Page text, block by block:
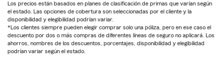
Los precios están basados en planes de clasificación de primas que varían según
el estado. Las opciones de cobertura son seleccionadas por el cliente y la
disponibilidad y elegibilidad podrían variar.
*Los clientes siempre pueden elegir comprar solo una póliza, pero en ese caso el
descuento por dos o más compras de diferentes líneas de seguro no aplicará. Los
ahorros, nombres de los descuentos, porcentajes, disponibilidad y elegibilidad
podrían variar según el estado.